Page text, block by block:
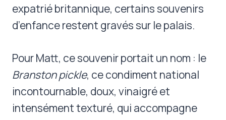
expatrié britannique, certains souvenirs
d’enfance restent gravés sur le palais.
Pour Matt, ce souvenir portait un nom : le
Branston pickle, ce condiment national
incontournable, doux, vinaigré et
intensément texturé, qui accompagne